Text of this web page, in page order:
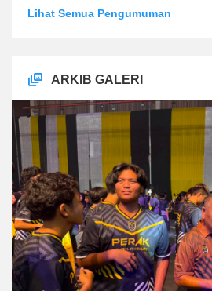
Lihat Semua Pengumuman
ARKIB GALERI